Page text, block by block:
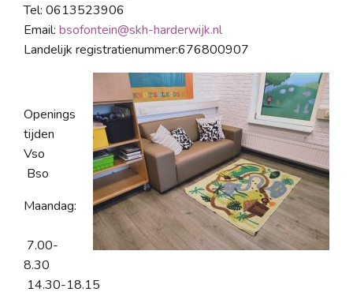
Tel: 0613523906
Email: bsofontein@skh-harderwijk.nl
Landelijk registratienummer:676800907
Openings
tijden
Vso
Bso
Maandag:
7.00-
8.30
14.30-18.15